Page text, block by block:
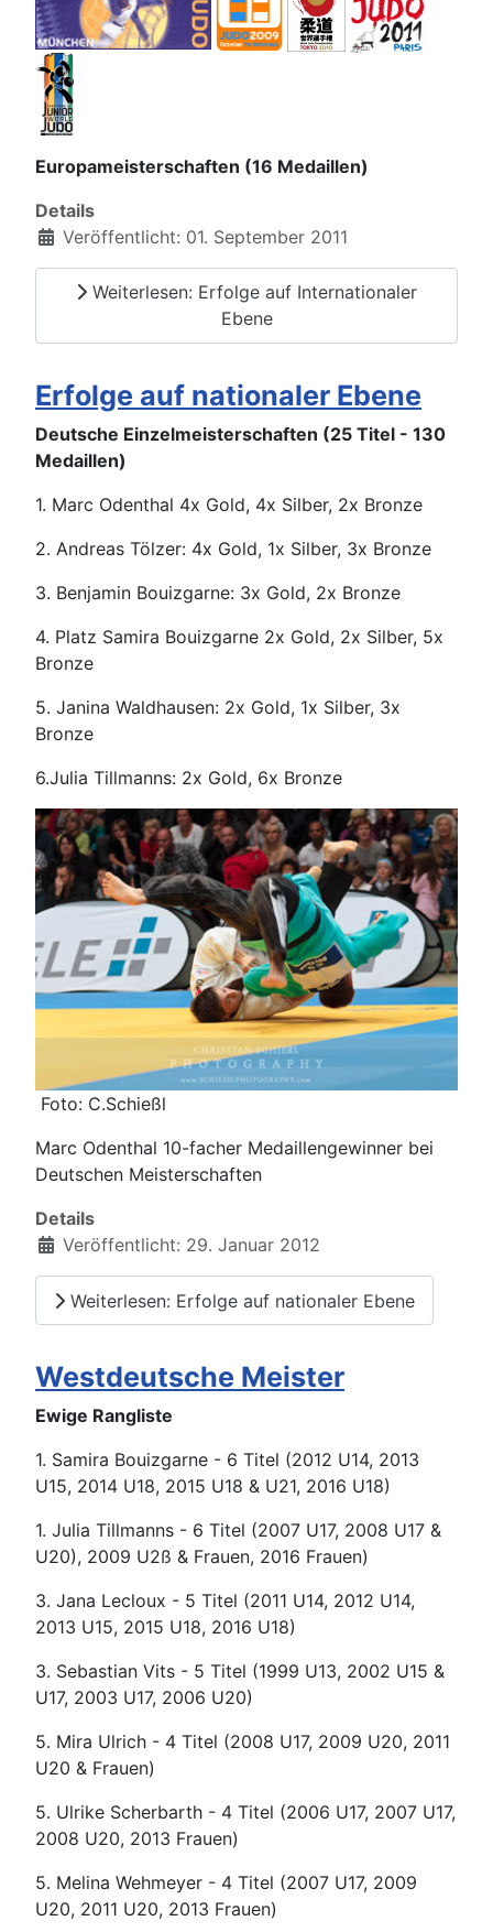
Europameisterschaften (16 Medaillen)
Details
Veröffentlicht: 01. September 2011
Weiterlesen: Erfolge auf Internationaler
Ebene
Erfolge auf nationaler Ebene
Deutsche Einzelmeisterschaften (25 Titel - 130
Medaillen)
1. Marc Odenthal 4x Gold, 4x Silber, 2x Bronze
2. Andreas Tölzer: 4x Gold, 1x Silber, 3x Bronze
3. Benjamin Bouizgarne: 3x Gold, 2x Bronze
4. Platz Samira Bouizgarne 2x Gold, 2x Silber, 5x
Bronze
5. Janina Waldhausen: 2x Gold, 1x Silber, 3x
Bronze
6.Julia Tillmanns: 2x Gold, 6x Bronze
Foto: C.Schießl
Marc Odenthal 10-facher Medaillengewinner bei
Deutschen Meisterschaften
Details
Veröffentlicht: 29. Januar 2012
Weiterlesen: Erfolge auf nationaler Ebene
Westdeutsche Meister
Ewige Rangliste
1. Samira Bouizgarne - 6 Titel (2012 U14, 2013
U15, 2014 U18, 2015 U18 & U21, 2016 U18)
1. Julia Tillmanns - 6 Titel (2007 U17, 2008 U17 &
U20), 2009 U2ß & Frauen, 2016 Frauen)
3. Jana Lecloux - 5 Titel (2011 U14, 2012 U14,
2013 U15, 2015 U18, 2016 U18)
3. Sebastian Vits - 5 Titel (1999 U13, 2002 U15 &
U17, 2003 U17, 2006 U20)
5. Mira Ulrich - 4 Titel (2008 U17, 2009 U20, 2011
U20 & Frauen)
5. Ulrike Scherbarth - 4 Titel (2006 U17, 2007 U17,
2008 U20, 2013 Frauen)
5. Melina Wehmeyer - 4 Titel (2007 U17, 2009
U20, 2011 U20, 2013 Frauen)